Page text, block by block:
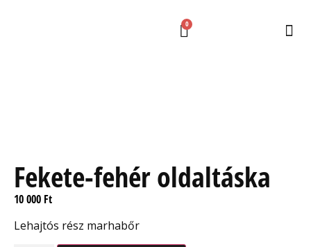
0
Fekete-fehér oldaltáska
10 000 Ft
Lehajtós rész marhabőr